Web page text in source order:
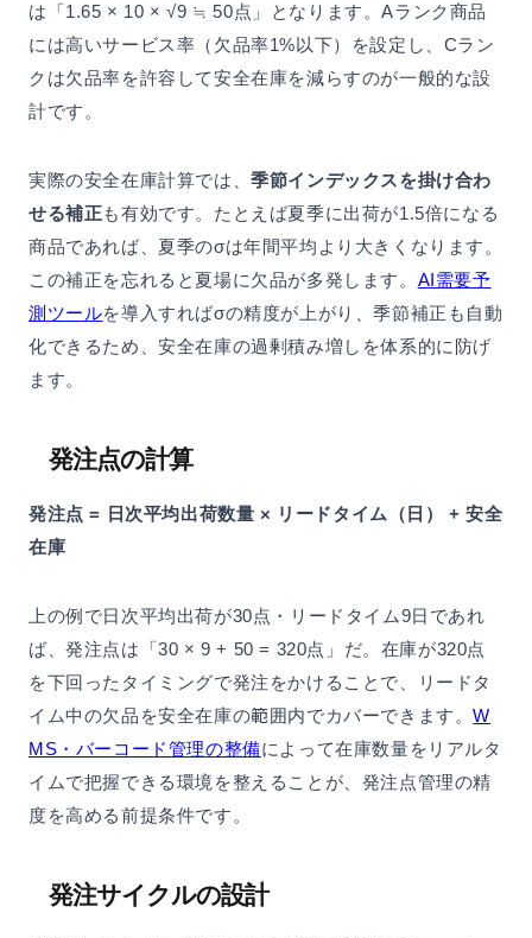
は「1.65 × 10 × √9 ≒ 50点」となります。Aランク商品
には高いサービス率（欠品率1%以下）を設定し、Cラン
クは欠品率を許容して安全在庫を減らすのが一般的な設
計です。
実際の安全在庫計算では、季節インデックスを掛け合わ
せる補正も有効です。たとえば夏季に出荷が1.5倍になる
商品であれば、夏季のσは年間平均より大きくなります。
この補正を忘れると夏場に欠品が多発します。 AI需要予
測ツールを導入すればσの精度が上がり、季節補正も自動
化できるため、安全在庫の過剰積み増しを体系的に防げ
ます。
発注点の計算
発注点 = 日次平均出荷数量 × リードタイム（日） + 安全
在庫
上の例で日次平均出荷が30点・リードタイム9日であれ
ば、発注点は「30 × 9 + 50 = 320点」だ。在庫が320点
を下回ったタイミングで発注をかけることで、リードタ
イム中の欠品を安全在庫の範囲内でカバーできます。W
MS・バーコード管理の整備によって在庫数量をリアルタ
イムで把握できる環境を整えることが、発注点管理の精
度を高める前提条件です。
発注サイクルの設計